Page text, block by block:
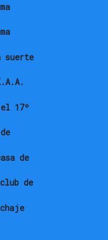
suerte
17º
de
de